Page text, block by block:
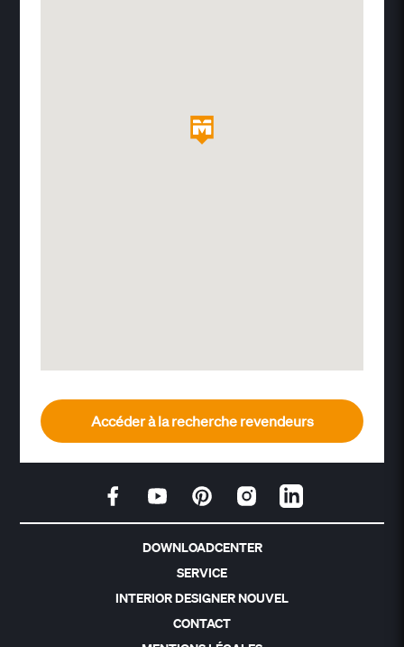
Accéder à la recherche revendeurs
DOWNLOADCENTER
SERVICE
INTERIOR DESIGNER NOUVEL
CONTACT